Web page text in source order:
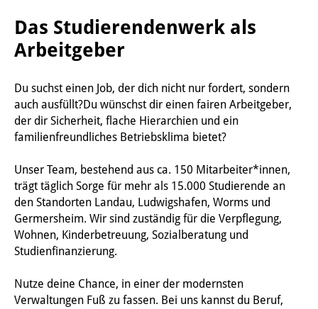
Das Studierendenwerk als
Arbeitgeber
Du suchst einen Job, der dich nicht nur fordert, sondern
auch ausfüllt?Du wünschst dir einen fairen Arbeitgeber,
der dir Sicherheit, flache Hierarchien und ein
familienfreundliches Betriebsklima bietet?
Unser Team, bestehend aus ca. 150 Mitarbeiter*innen,
trägt täglich Sorge für mehr als 15.000 Studierende an
den Standorten Landau, Ludwigshafen, Worms und
Germersheim. Wir sind zuständig für die Verpflegung,
Wohnen, Kinderbetreuung, Sozialberatung und
Studienfinanzierung.
Nutze deine Chance, in einer der modernsten
Verwaltungen Fuß zu fassen. Bei uns kannst du Beruf,